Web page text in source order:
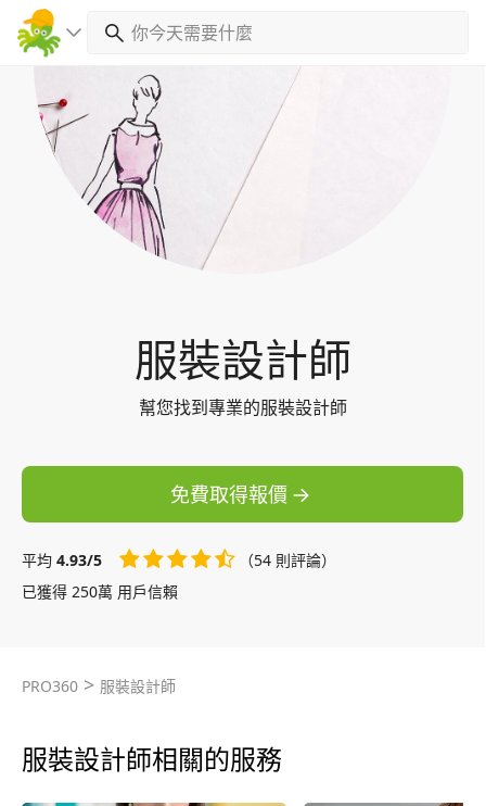
服裝設計師
幫您找到專業的服裝設計師
免費取得報價
平均 4.93/5
（54 則評論）
已獲得 250萬 用戶信賴
PRO360 > 服裝設計師
服裝設計師相關的服務